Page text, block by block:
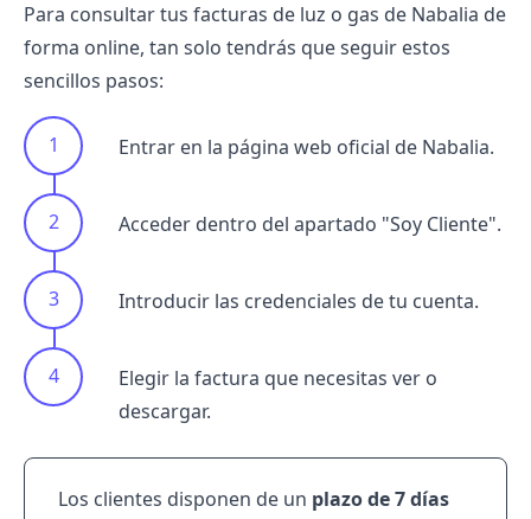
Para consultar tus facturas de luz o gas de Nabalia de
forma online, tan solo tendrás que seguir estos
sencillos pasos:
Entrar en la página web oficial de Nabalia.
Acceder dentro del apartado "Soy Cliente".
Introducir las credenciales de tu cuenta.
Elegir la factura que necesitas ver o
descargar.
Los clientes disponen de un plazo de 7 días